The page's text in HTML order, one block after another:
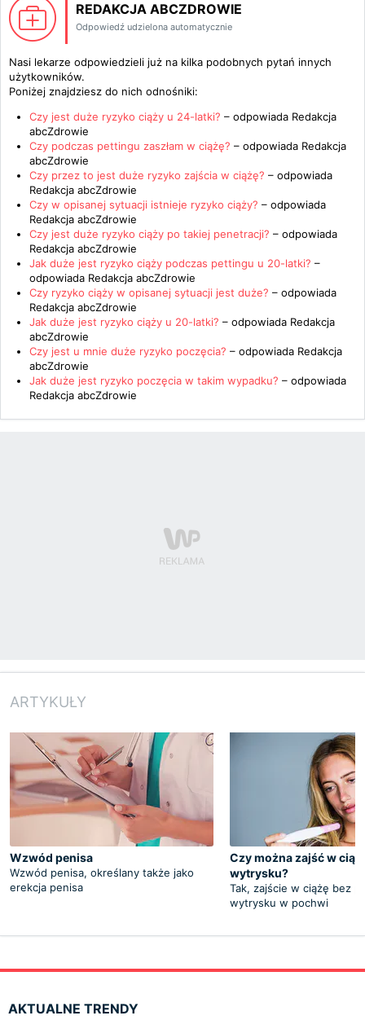
REDAKCJA ABCZDROWIE
Odpowiedź udzielona automatycznie
Nasi lekarze odpowiedzieli już na kilka podobnych pytań innych
użytkowników.
Poniżej znajdziesz do nich odnośniki:
Czy jest duże ryzyko ciąży u 24-latki? – odpowiada Redakcja
abcZdrowie
Czy podczas pettingu zaszłam w ciążę? – odpowiada Redakcja
abcZdrowie
Czy przez to jest duże ryzyko zajścia w ciążę? – odpowiada
Redakcja abcZdrowie
Czy w opisanej sytuacji istnieje ryzyko ciąży? – odpowiada
Redakcja abcZdrowie
Czy jest duże ryzyko ciąży po takiej penetracji? – odpowiada
Redakcja abcZdrowie
Jak duże jest ryzyko ciąży podczas pettingu u 20-latki? –
odpowiada Redakcja abcZdrowie
Czy ryzyko ciąży w opisanej sytuacji jest duże? – odpowiada
Redakcja abcZdrowie
Jak duże jest ryzyko ciąży u 20-latki? – odpowiada Redakcja
abcZdrowie
Czy jest u mnie duże ryzyko poczęcia? – odpowiada Redakcja
abcZdrowie
Jak duże jest ryzyko poczęcia w takim wypadku? – odpowiada
Redakcja abcZdrowie
ARTYKUŁY
Wzwód penisa
Wzwód penisa, określany także jako
erekcja penisa
Czy można zajść w
wytrysku?
Tak, zajście w ciążę bez
wytrysku w pochwi
AKTUALNE TRENDY